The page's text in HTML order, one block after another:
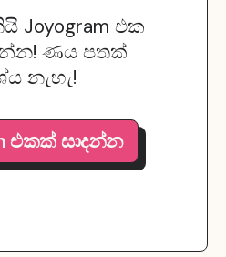
Joyogram එක
ණය පතක්
නැහැ!
එකක් සාදන්න